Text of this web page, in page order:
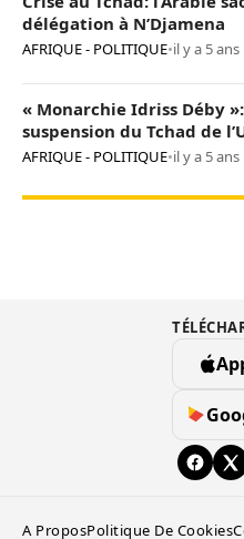
délégation à N’Djamena
AFRIQUE - POLITIQUE•il y a 5 ans
« Monarchie Idriss Déby
suspension du Tchad de
AFRIQUE - POLITIQUE•il y a 5 ans
A ProposPolitique De Cookies